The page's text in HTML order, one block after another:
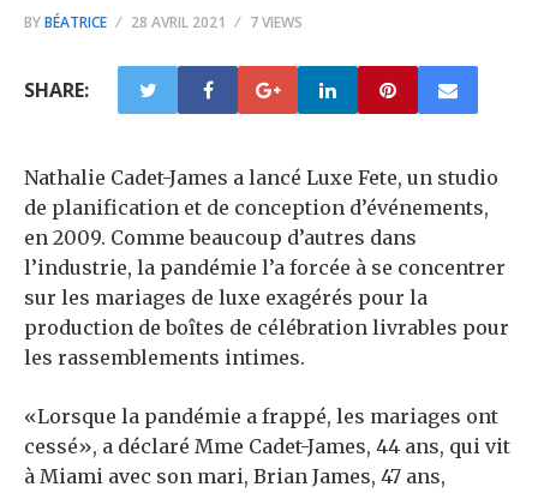
BYBÉATRICE 28 AVRIL 2021 7 VIEWS
SHARE:
Nathalie Cadet-James a lancé Luxe Fete, un studio
de planification et de conception d’événements,
en 2009. Comme beaucoup d’autres dans
l’industrie, la pandémie l’a forcée à se concentrer
sur les mariages de luxe exagérés pour la
production de boîtes de célébration livrables pour
les rassemblements intimes.
«Lorsque la pandémie a frappé, les mariages ont
cessé», a déclaré Mme Cadet-James, 44 ans, qui vit
à Miami avec son mari, Brian James, 47 ans,